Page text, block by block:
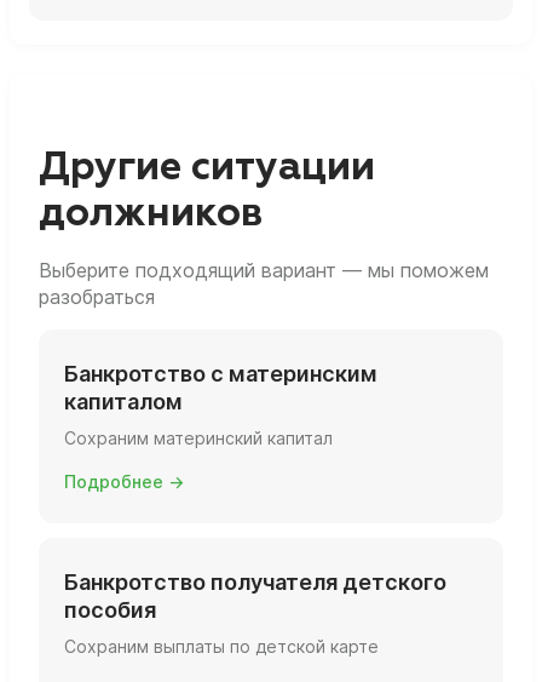
Другие ситуации
должников
Выберите подходящий вариант — мы поможем
разобраться
Банкротство с материнским
капиталом
Сохраним материнский капитал
Подробнее →
Банкротство получателя детского
пособия
Сохраним выплаты по детской карте